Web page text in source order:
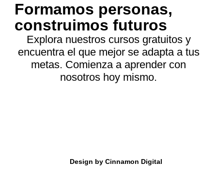
Formamos personas,
construimos futuros
Explora nuestros cursos gratuitos y
encuentra el que mejor se adapta a tus
metas. Comienza a aprender con
nosotros hoy mismo.
Design by Cinnamon Digital